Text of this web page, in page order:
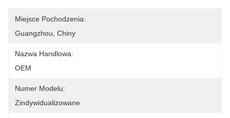
Miejsce Pochodzenia:
Guangzhou, Chiny
Nazwa Handlowa:
OEM
Numer Modelu:
Zindywidualizowane